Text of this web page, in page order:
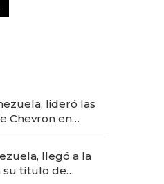
lideró las
Chevron en
llegó a la
su título de